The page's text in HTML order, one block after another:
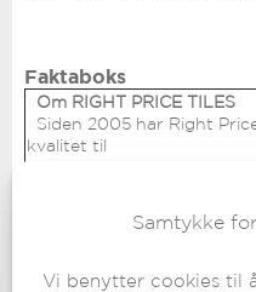
Samtykke
Vi benytter cookies til
Faktaboks
Om RIGHT PRICE TILES
Siden 2005 har Right
kvalitet til
riktig pris. Kjeden har
og logistikk på Vestby